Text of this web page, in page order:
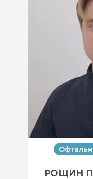
РОЩИН